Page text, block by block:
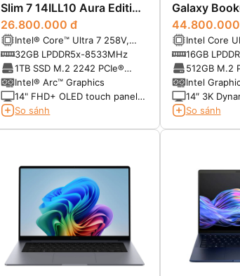
Slim 7 14ILL10 Aura Edition
(Core Ultra 7 258V RAM
32GB SSD 1TB 14 inch
FHD+ OLED Touch)
26.800.000 đ
Intel® Core™ Ultra 7 258V,
3nm (8 Cores, 8 Threads, 2.2
GHz Base, 4.8 GHz Turbo,
12MB Cache, NPU AI)
32GB LPDDR5x-8533MHz
1TB SSD M.2 2242 PCIe®
4.0×4 NVMe®
Intel® Arc™ Graphics
14" FHD+ OLED touch panel,
60Hz, 600nits HDR, 100%
So sánh
Galaxy
Intel Core
Cores, Up
16GB
512GB M.2
Intel
14″ 3K
Anti-
So sánh